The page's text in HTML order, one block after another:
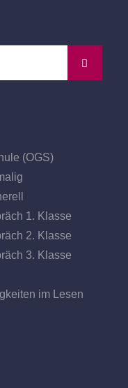
(OGS)
1. Klasse
2. Klasse
3. Klasse
im Lesen